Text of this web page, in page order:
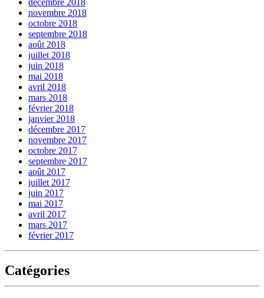
novembre 2018
octobre 2018
septembre 2018
août 2018
juillet 2018
juin 2018
mai 2018
avril 2018
mars 2018
février 2018
janvier 2018
décembre 2017
novembre 2017
octobre 2017
septembre 2017
août 2017
juillet 2017
juin 2017
mai 2017
avril 2017
mars 2017
février 2017
Catégories